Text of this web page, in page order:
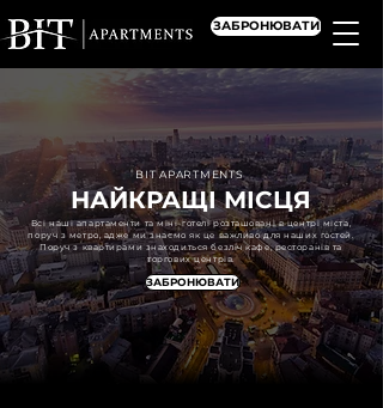
ЗАБРОНЮВАТИ
BIT APARTMENTS
НАЙКРАЩІ МІСЦЯ
Всі наші апартаменти та міні-готелі розташовані в центрі міста,
поруч з метро, адже ми знаємо як це важливо для наших гостей.
Поруч з квартирами знаходиться безліч кафе, ресторанів та
торгових центрів.
ЗАБРОНЮВАТИ